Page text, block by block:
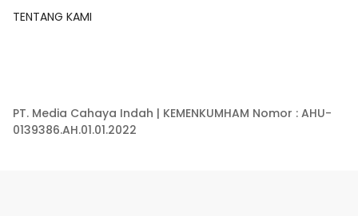
TENTANG KAMI
PT. Media Cahaya Indah | KEMENKUMHAM Nomor : AHU-
0139386.AH.01.01.2022